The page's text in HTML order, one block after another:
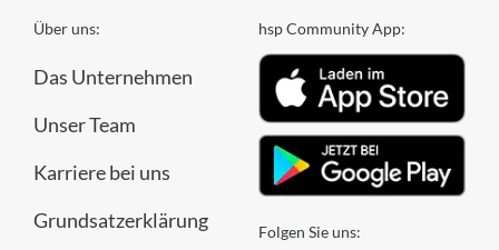
Über uns:
Das Unternehmen
Unser Team
Karriere bei uns
Grundsatzerklärung
hsp Community App:
Folgen Sie uns: